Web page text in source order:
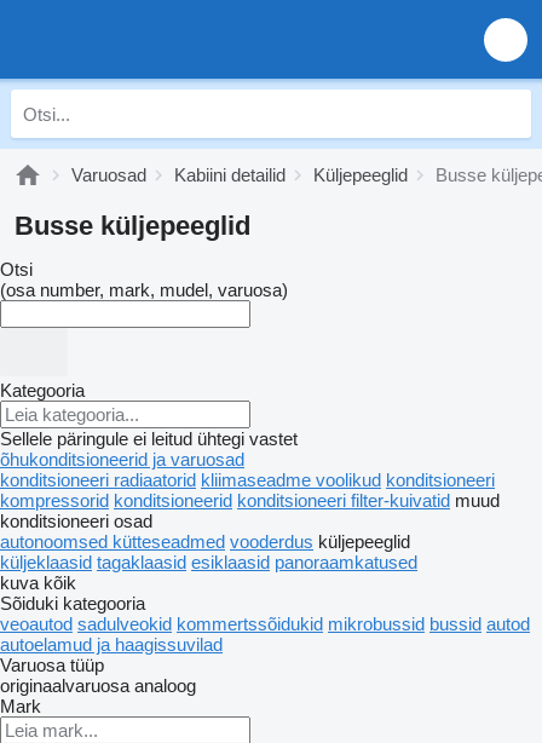
Varuosad Kabiini detailid Küljepeeglid Busse
Busse küljepeeglid
Otsi
(osa number, mark, mudel, varuosa)
Kategooria
Sellele päringule ei leitud ühtegi vastet
õhukonditsioneerid ja varuosad
konditsioneeri radiaatorid kliimaseadme voolikud konditsioneeri
kompressorid konditsioneerid konditsioneeri filter-kuivatid muud
konditsioneeri osad
autonoomsed kütteseadmed vooderdus küljepeeglid
küljeklaasid tagaklaasid esiklaasid panoraamkatused
kuva kõik
Sõiduki kategooria
veoautod sadulveokid kommertssõidukid mikrobussid bussid autod
autoelamud ja haagissuvilad
Varuosa tüüp
originaalvaruosa analoog
Mark